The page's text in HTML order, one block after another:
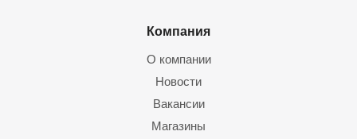
Компания
О компании
Новости
Вакансии
Магазины